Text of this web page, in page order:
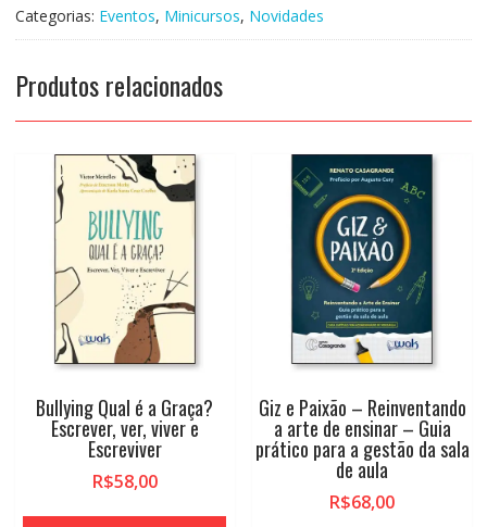
Avaliação
-
Vitor
da
Noboru
quantidade
Categorias: Eventos, Minicursos, Novidades
Produtos relacionados
Bullying Qual é a Graça?
Escrever, ver, viver e
Escreviver
R$58,00
Giz e Paixão – Reinventando
a arte de ensinar – Guia
prático para a gestão da sala
de aula
R$68,00